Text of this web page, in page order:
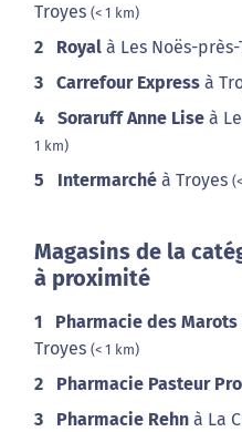
Troyes (< 1 km)
2 Royal à Les Noës-
3 Carrefour Express à
4 Soraruff Anne Lise à
1 km)
5 Intermarché à Troyes
Magasins de la
à proximité
1 Pharmacie des Marots
Troyes (< 1 km)
2 Pharmacie Pasteur
3 Pharmacie Rehn à La